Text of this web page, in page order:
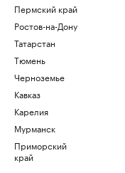
Пермский край
Ростов-на-Дону
Татарстан
Тюмень
Черноземье
Кавказ
Карелия
Мурманск
Приморский
край